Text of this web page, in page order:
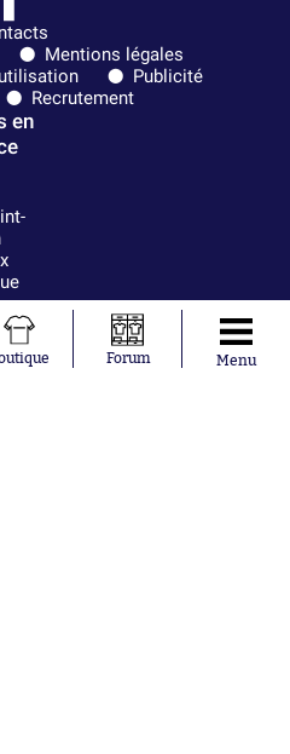
Mentions légales
Publicité
Recrutement
en
Forum Menu